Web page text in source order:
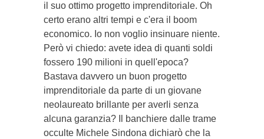
il suo ottimo progetto imprenditoriale. Oh
certo erano altri tempi e c'era il boom
economico. Io non voglio insinuare niente.
Però vi chiedo: avete idea di quanti soldi
fossero 190 milioni in quell'epoca?
Bastava davvero un buon progetto
imprenditoriale da parte di un giovane
neolaureato brillante per averli senza
alcuna garanzia? Il banchiere dalle trame
occulte Michele Sindona dichiarò che la